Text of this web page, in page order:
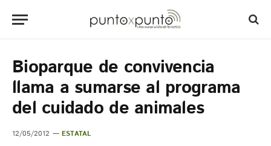
Bioparque de convivencia
llama a sumarse al programa
del cuidado de animales
12/05/2012 ESTATAL